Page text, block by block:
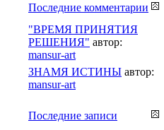
Последние комментарии
"ВРЕМЯ ПРИНЯТИЯ
РЕШЕНИЯ" автор:
mansur-art
ЗНАМЯ ИСТИНЫ автор:
mansur-art
Последние записи